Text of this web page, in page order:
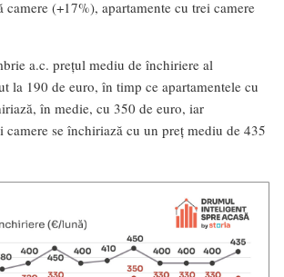
camere (+17%), apartamente cu trei camere
a.c. prețul mediu de închiriere al
la 190 de euro, în timp ce apartamentele cu
în medie, cu 350 de euro, iar
camere se închiriază cu un preț mediu de 435